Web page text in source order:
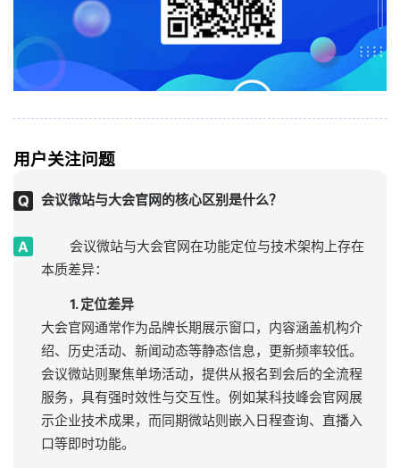
用户关注问题
会议微站与大会官网的核心区别是什么？
会议微站与大会官网在功能定位与技术架构上存在
本质差异：
1. 定位差异
大会官网通常作为品牌长期展示窗口，内容涵盖机构介
绍、历史活动、新闻动态等静态信息，更新频率较低。
会议微站则聚焦单场活动，提供从报名到会后的全流程
服务，具有强时效性与交互性。例如某科技峰会官网展
示企业技术成果，而同期微站则嵌入日程查询、直播入
口等即时功能。